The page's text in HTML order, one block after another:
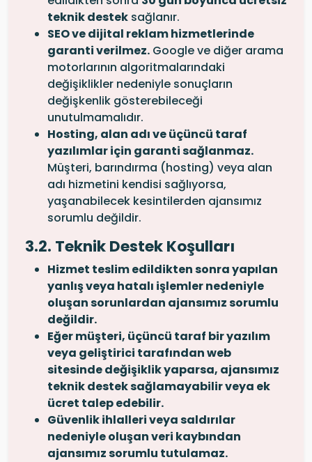
teknik destek sağlanır.
SEO ve dijital reklam hizmetlerinde
garanti verilmez. Google ve diğer arama
motorlarının algoritmalarındaki
değişiklikler nedeniyle sonuçların
değişkenlik gösterebileceği
unutulmamalıdır.
Hosting, alan adı ve üçüncü taraf
yazılımlar için garanti sağlanmaz.
Müşteri, barındırma (hosting) veya alan
adı hizmetini kendisi sağlıyorsa,
yaşanabilecek kesintilerden ajansımız
sorumlu değildir.
3.2. Teknik Destek Koşulları
Hizmet teslim edildikten sonra yapılan
yanlış veya hatalı işlemler nedeniyle
oluşan sorunlardan ajansımız sorumlu
değildir.
Eğer müşteri, üçüncü taraf bir yazılım
veya geliştirici tarafından web
sitesinde değişiklik yaparsa, ajansımız
teknik destek sağlamayabilir veya ek
ücret talep edebilir.
Güvenlik ihlalleri veya saldırılar
nedeniyle oluşan veri kaybından
ajansımız sorumlu tutulamaz.